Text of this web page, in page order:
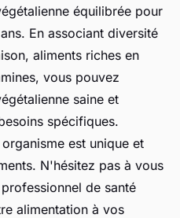
équilibrée pour
En associant diversité
aliments riches en
vous pouvez
saine et
spécifiques.
est unique et
N'hésitez pas à vous
de santé
alimentation à vos